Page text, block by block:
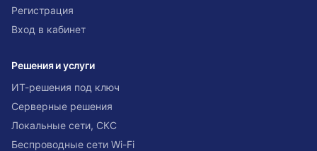
Регистрация
Вход в кабинет
Решения и услуги
ИТ-решения под ключ
Серверные решения
Локальные сети, СКС
Беспроводные сети Wi-Fi